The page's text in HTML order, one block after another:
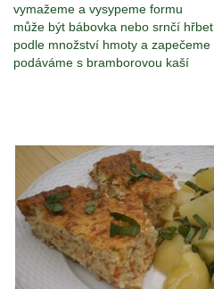
vymažeme a vysypeme formu
může být bábovka nebo srnčí hřbet
podle množství hmoty a zapečeme
podáváme s bramborovou kaší